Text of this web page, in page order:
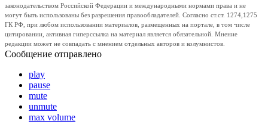
законодательством Российской Федерации и международными нормами права и не
могут быть использованы без разрешения правообладателей. Согласно ст.ст. 1274,1275
ГК РФ, при любом использовании материалов, размещенных на портале, в том числе
цитировании, активная гиперссылка на материал является обязательной. Мнение
редакции может не совпадать с мнением отдельных авторов и колумнистов.
Сообщение отправлено
play
pause
mute
unmute
max volume